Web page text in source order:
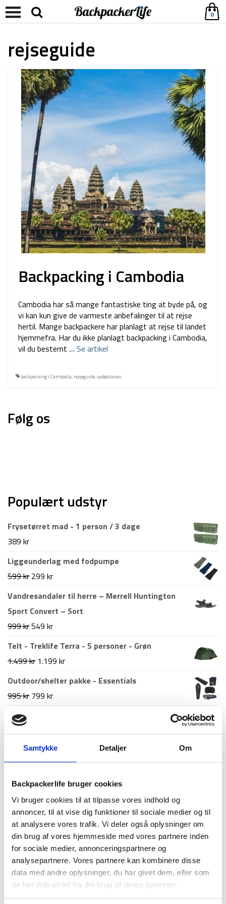
Samtykke Detaljer Om
Backpackerlife bruger cookies
Vi bruger cookies til at tilpasse vores indhold og
annoncer, til at vise dig funktioner til sociale medier og til
at analysere vores trafik. Vi deler også oplysninger om
din brug af vores hjemmeside med vores partnere inden
for sociale medier, annonceringspartnere og
analysepartnere. Vores partnere kan kombinere disse
data med andre oplysninger, du har givet dem, eller som
de har indsamlet fra din brug af deres tjenester.
0
rejseguide
Backpacking i Cambodia
Cambodia har så mange fantastiske ting at byde på, og
vi kan kun give de varmeste anbefalinger til at rejse
hertil. Mange backpackere har planlagt at rejse til landet
hjemmefra. Har du ikke planlagt backpacking i Cambodia,
vil du bestemt … Se artikel
backpacking i Cambodia, rejseguide,sydøstasien
Følg os
Populært udstyr
Frysetørret mad - 1 person / 3 dage
389 kr
Liggeunderlag med fodpumpe
599kr Den
oprindelige
pris
var:
299 krDen
aktuelle
pris
Vandresandaler til herre – Merrell Huntington
Sport Convert – Sort
999krDen
oprindelige
pris
999 kr.
549 krDen
aktuelle
pris
549 kr.
Telt - Treklife Terra - 5 personer - Grøn
1.499kr Den
oprindelige
pris
var:
1.199 krDen
aktuelle
er:
Outdoor/shelter pakke - Essentials
995kr Den
995 kr.
799 krDen
Nyeste artikler
Roskilde festival pakkeliste 2026 – Alt du bør
have med
Guide til Grøn Koncert 2026: Alt du skal vide –
inkl. pakkeliste
26. marts 2026
Backpacking i 2026: 10 destinationer du ikke må
gå glip af
23. december 2025
Via Ferrata – Alt du skal vide om den populære
klatrerute